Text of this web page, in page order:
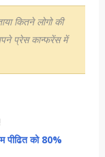
कितने लोगो की
प्रेस कान्फरेंस में
पीढित को 80%